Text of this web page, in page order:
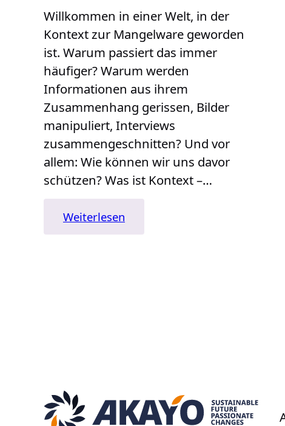
Willkommen in einer Welt, in der
Kontext zur Mangelware geworden
ist. Warum passiert das immer
häufiger? Warum werden
Informationen aus ihrem
Zusammenhang gerissen, Bilder
manipuliert, Interviews
zusammengeschnitten? Und vor
allem: Wie können wir uns davor
schützen? Was ist Kontext –…
Weiterlesen
Kontext